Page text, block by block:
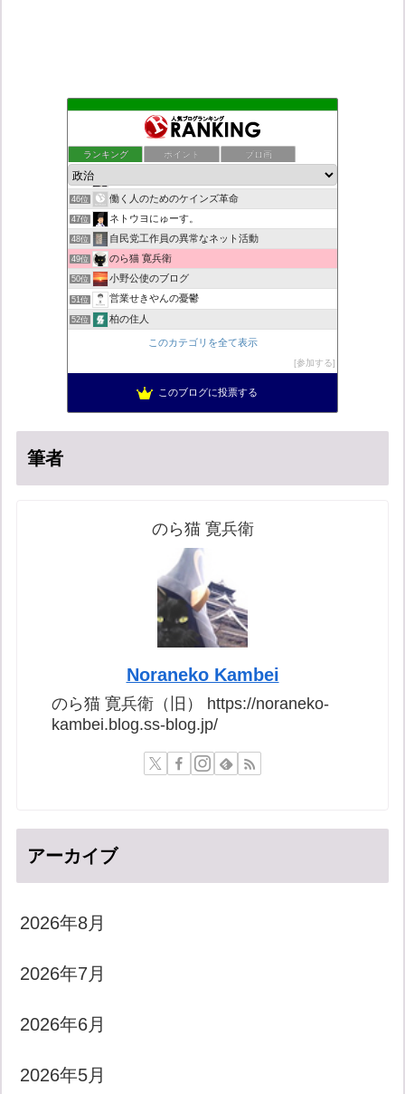
ランキング ポイント ブロ画
デモや街宣のお供に！プラカード無料素材
ついっちゃが速報
44位 老子の道（万物の源）と徳
45位
46位 働く人のためのケインズ革命
47位 ネトウヨにゅーす。
48位 自民党工作員の異常なネット活動
49位 のら猫 寛兵衛
50位 小野公使のブログ
51位 営業せきやんの憂鬱
52位 柏の住人
菜穂は猫が好き
ねずさんの学ぼう日本
このカテゴリを全て表示
参加する
このブログに投票する
筆者
のら猫 寛兵衛
Noraneko Kambei
のら猫 寛兵衛（旧） https://noraneko-
kambei.blog.ss-blog.jp/
アーカイブ
2026年8月
2026年7月
2026年6月
2026年5月